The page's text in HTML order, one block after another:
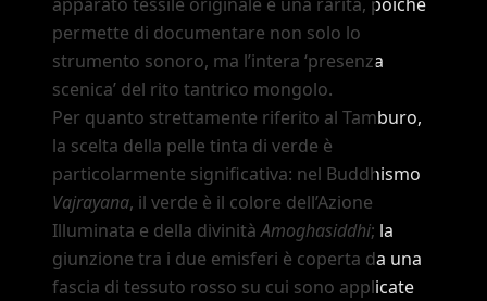
permette di documentare non solo lo
strumento sonoro, ma l’intera ‘presenza
scenica’ del rito tantrico mongolo.
Per quanto strettamente riferito al Tamburo,
la scelta della pelle tinta di verde è
particolarmente significativa: nel Buddhismo
Vajrayana, il verde è il colore dell’Azione
Illuminata e della divinitàAmoghasiddhi; la
giunzione tra i due emisferi è coperta da una
fascia di tessuto rosso su cui sono applicate